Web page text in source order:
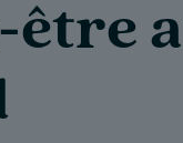
être